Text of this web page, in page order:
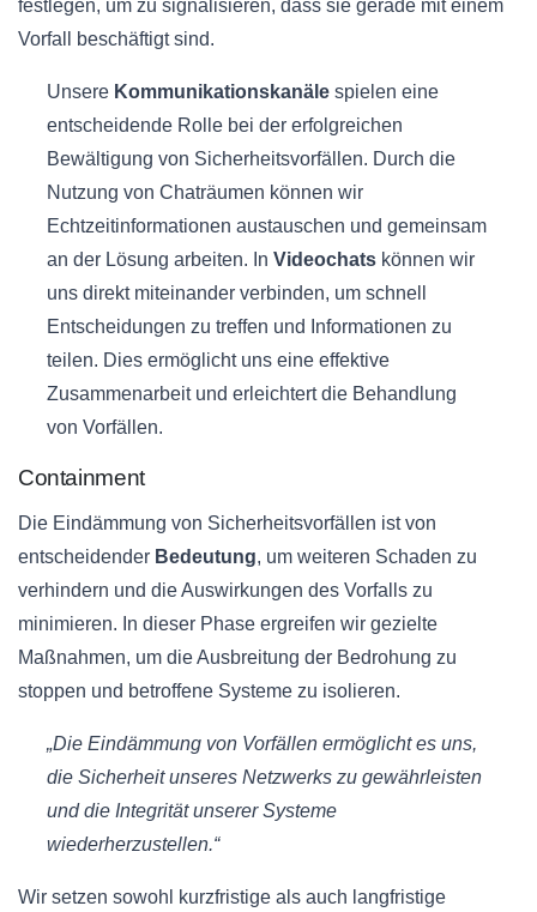
festlegen, um zu signalisieren, dass sie gerade mit einem
Vorfall beschäftigt sind.
Unsere Kommunikationskanäle spielen eine
entscheidende Rolle bei der erfolgreichen
Bewältigung von Sicherheitsvorfällen. Durch die
Nutzung von Chaträumen können wir
Echtzeitinformationen austauschen und gemeinsam
an der Lösung arbeiten. In Videochats können wir
uns direkt miteinander verbinden, um schnell
Entscheidungen zu treffen und Informationen zu
teilen. Dies ermöglicht uns eine effektive
Zusammenarbeit und erleichtert die Behandlung
von Vorfällen.
Containment
Die Eindämmung von Sicherheitsvorfällen ist von
entscheidender Bedeutung, um weiteren Schaden zu
verhindern und die Auswirkungen des Vorfalls zu
minimieren. In dieser Phase ergreifen wir gezielte
Maßnahmen, um die Ausbreitung der Bedrohung zu
stoppen und betroffene Systeme zu isolieren.
„Die Eindämmung von Vorfällen ermöglicht es uns,
die Sicherheit unseres Netzwerks zu gewährleisten
und die Integrität unserer Systeme
wiederherzustellen.“
Wir setzen sowohl kurzfristige als auch langfristige